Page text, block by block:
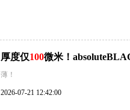
厚度仅100微米！
薄！
2026-07-21 12:42:00